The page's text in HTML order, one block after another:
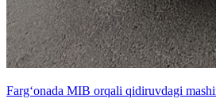
Farg‘onada MIB orqali qidiruvdagi